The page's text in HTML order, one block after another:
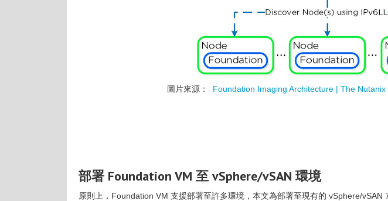
圖片來源： Foundation Imaging Architecture | The Nutanix
部署 Foundation VM 至 vSphere/vSAN 環境
原則上，Foundation VM 支援部署至許多環境，本文為部署至現有的 vSphere/vSAN